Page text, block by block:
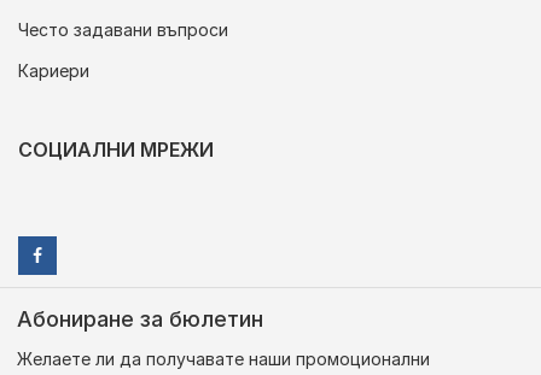
Често задавани въпроси
Кариери
СОЦИАЛНИ МРЕЖИ
Абониране за бюлетин
Желаете ли да получавате наши промоционални